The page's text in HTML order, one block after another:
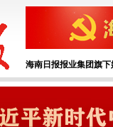
海南日报报业集团旗下